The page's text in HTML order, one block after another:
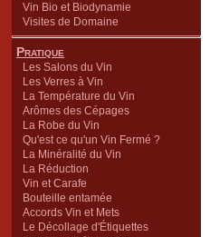
Vin Bio et Biodynamie
Visites de Domaine
Pratique
Les Salons du Vin
Les Verres à Vin
La Température du Vin
Arômes des Cépages
La Robe du Vin
Qu'est ce qu'un Vin Fermé ?
La Minéralité du Vin
La Réduction
Vin et Carafe
Bouteille entamée
Accords Vin et Mets
Le Décollage d'Étiquettes